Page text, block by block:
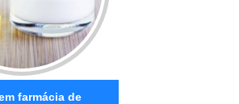
farmácia de